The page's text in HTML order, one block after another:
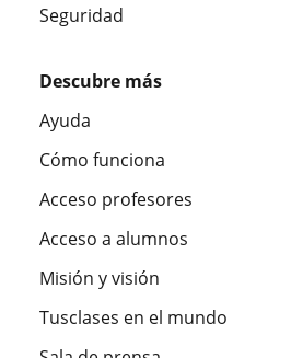
Seguridad
Descubre más
Ayuda
Cómo funciona
Acceso profesores
Acceso a alumnos
Misión y visión
Tusclases en el mundo